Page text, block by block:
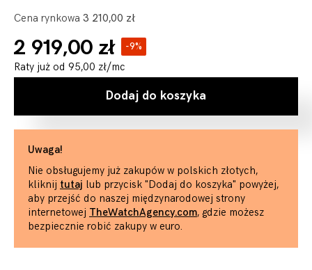
Cena rynkowa 3 210,00 zł
2 919,00 zł -9%
Raty już od 95,00 zł/mc
Dodaj do koszyka
Uwaga!
Nie obsługujemy już zakupów w polskich złotych,
kliknij tutaj lub przycisk "Dodaj do koszyka" powyżej,
aby przejść do naszej międzynarodowej strony
internetowej TheWatchAgency.com, gdzie możesz
bezpiecznie robić zakupy w euro.